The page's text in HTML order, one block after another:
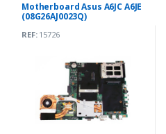
Motherboard Asus A6JC A6JE
(08G26AJ0023Q)
REF:15726